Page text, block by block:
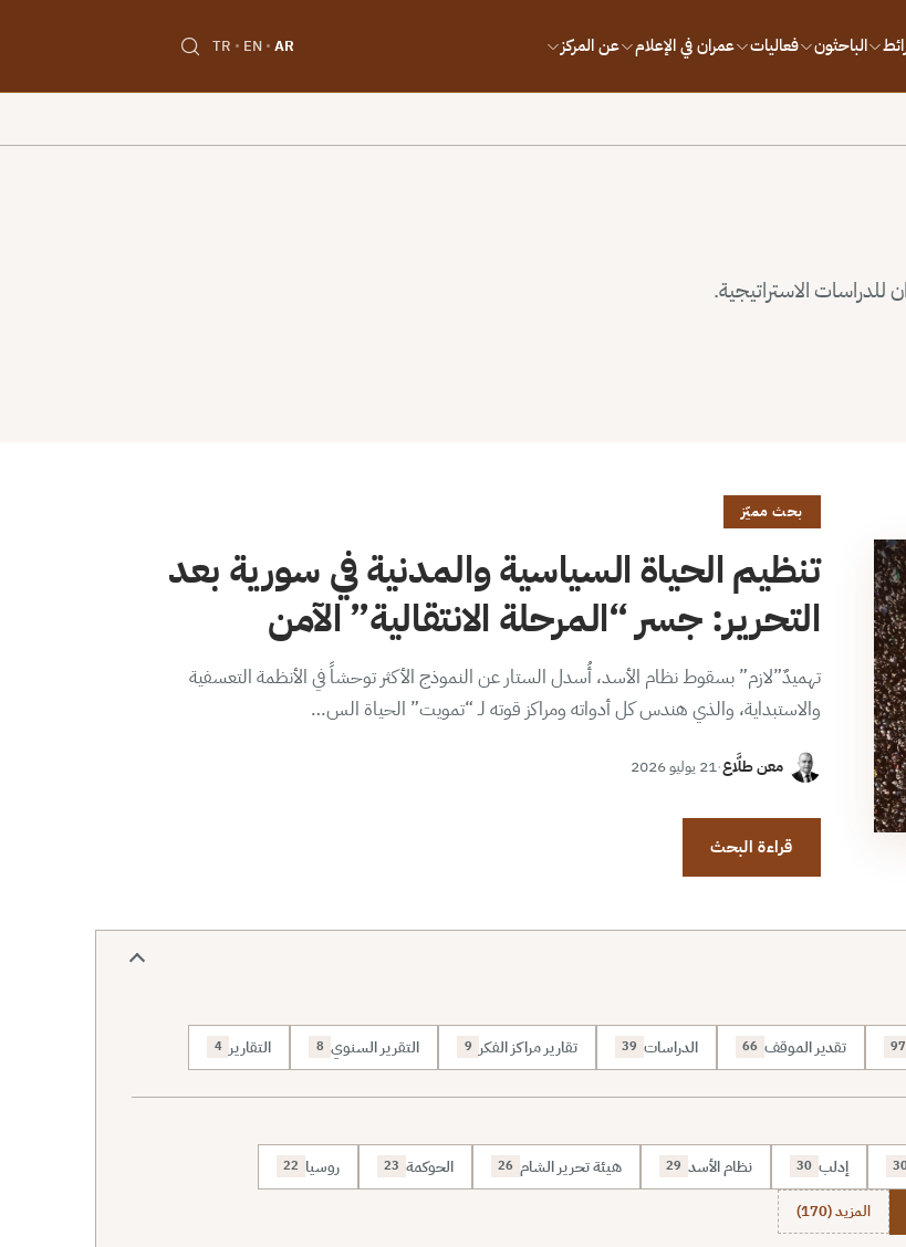
الباحثون فعاليات عمران في الإعلام عن المركز AR
EN
TR
الاستراتيجية.
بحث مميّز
تنظيم الحياة السياسية والمدنية في سورية بعد
التحرير: جسر “المرحلة الانتقالية” الآمن
تهميدٌ”لازم” بسقوط نظام الأسد، أُسدل الستار عن النموذج الأكثر توحشاً في الأنظمة التعسفية
والاستبداية، والذي هندس كل أدواته ومراكز قوته لـ “تمويت” الحياة الس…
معن طلَّاع·21 يوليو 2026
قراءة البحث
97 تقدير الموقف 66 الدراسات 39 تقارير مراكز الفكر 9 التقرير السنوي 8 التقارير 4
إدلب 30 نظام الأسد 29 هيئة تحرير الشام 26 الحوكمة 23 روسيا 22
المزيد (170)